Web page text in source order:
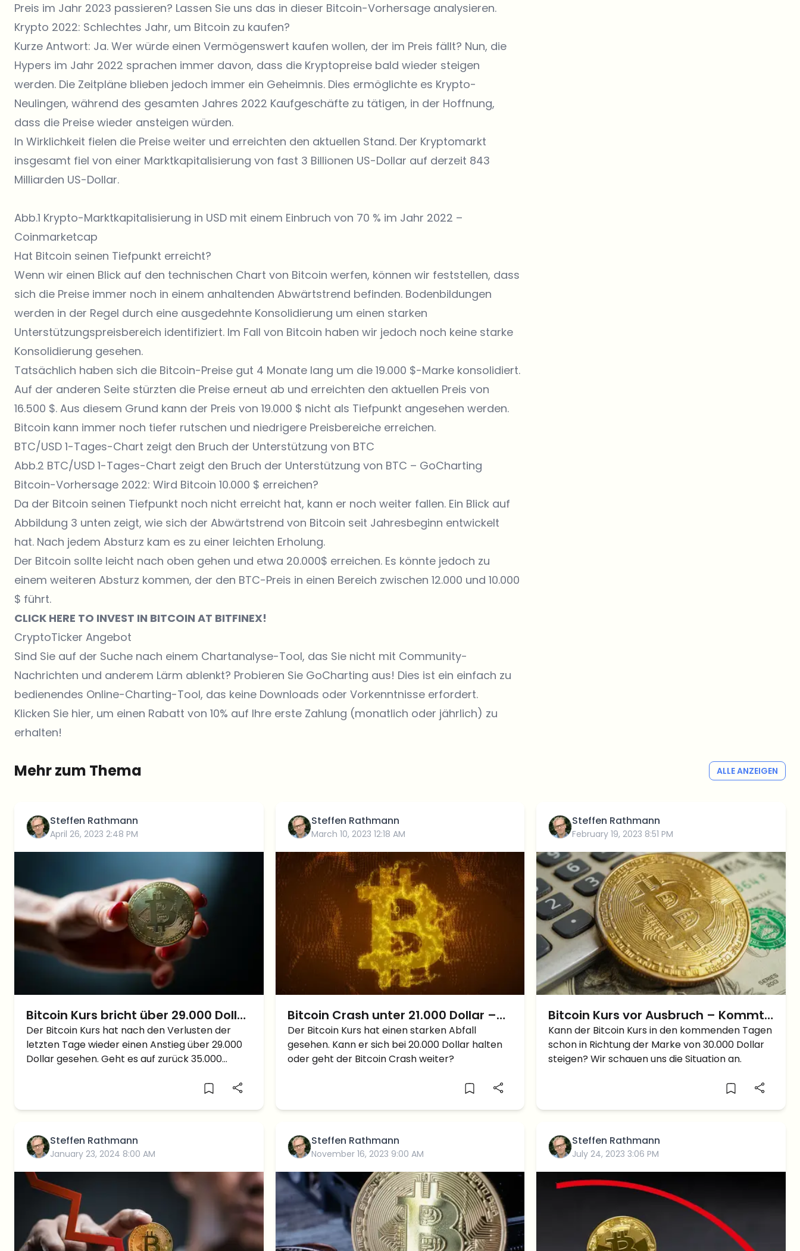
Preis im Jahr 2023 passieren? Lassen Sie uns das in dieser Bitcoin-Vorhersage analysieren.
Krypto 2022: Schlechtes Jahr, um Bitcoin zu kaufen?
Kurze Antwort: Ja. Wer würde einen Vermögenswert kaufen wollen, der im Preis fällt? Nun, die
Hypers im Jahr 2022 sprachen immer davon, dass die Kryptopreise bald wieder steigen
werden. Die Zeitpläne blieben jedoch immer ein Geheimnis. Dies ermöglichte es Krypto-
Neulingen, während des gesamten Jahres 2022 Kaufgeschäfte zu tätigen, in der Hoffnung,
dass die Preise wieder ansteigen würden.
In Wirklichkeit fielen die Preise weiter und erreichten den aktuellen Stand. Der Kryptomarkt
insgesamt fiel von einer Marktkapitalisierung von fast 3 Billionen US-Dollar auf derzeit 843
Milliarden US-Dollar.
Abb.1 Krypto-Marktkapitalisierung in USD mit einem Einbruch von 70 % im Jahr 2022 –
Coinmarketcap
Hat Bitcoin seinen Tiefpunkt erreicht?
Wenn wir einen Blick auf den technischen Chart von Bitcoin werfen, können wir feststellen, dass
sich die Preise immer noch in einem anhaltenden Abwärtstrend befinden. Bodenbildungen
werden in der Regel durch eine ausgedehnte Konsolidierung um einen starken
Unterstützungspreisbereich identifiziert. Im Fall von Bitcoin haben wir jedoch noch keine starke
Konsolidierung gesehen.
Tatsächlich haben sich die Bitcoin-Preise gut 4 Monate lang um die 19.000 $-Marke konsolidiert.
Auf der anderen Seite stürzten die Preise erneut ab und erreichten den aktuellen Preis von
16.500 $. Aus diesem Grund kann der Preis von 19.000 $ nicht als Tiefpunkt angesehen werden.
Bitcoin kann immer noch tiefer rutschen und niedrigere Preisbereiche erreichen.
BTC/USD 1-Tages-Chart zeigt den Bruch der Unterstützung von BTC
Abb.2 BTC/USD 1-Tages-Chart zeigt den Bruch der Unterstützung von BTC – GoCharting
Bitcoin-Vorhersage 2022: Wird Bitcoin 10.000 $ erreichen?
Da der Bitcoin seinen Tiefpunkt noch nicht erreicht hat, kann er noch weiter fallen. Ein Blick auf
Abbildung 3 unten zeigt, wie sich der Abwärtstrend von Bitcoin seit Jahresbeginn entwickelt
hat. Nach jedem Absturz kam es zu einer leichten Erholung.
Der Bitcoin sollte leicht nach oben gehen und etwa 20.000$ erreichen. Es könnte jedoch zu
einem weiteren Absturz kommen, der den BTC-Preis in einen Bereich zwischen 12.000 und 10.000
$ führt.
CLICK HERE TO INVEST IN BITCOIN AT BITFINEX!
CryptoTicker Angebot
Sind Sie auf der Suche nach einem Chartanalyse-Tool, das Sie nicht mit Community-
Nachrichten und anderem Lärm ablenkt? Probieren Sie GoCharting aus! Dies ist ein einfach zu
bedienendes Online-Charting-Tool, das keine Downloads oder Vorkenntnisse erfordert.
Klicken Sie hier, um einen Rabatt von 10% auf Ihre erste Zahlung (monatlich oder jährlich) zu
erhalten!
Mehr zum Thema ALLE ANZEIGEN
Steffen Rathmann
April 26, 2023 2:48 PM
Bitcoin Kurs bricht über 29.000 Dollar
aus – 35.000 Dollar in Sicht?
Der Bitcoin Kurs hat nach den Verlusten der
letzten Tage wieder einen Anstieg über 29.000
Dollar gesehen. Geht es auf zurück 35.000
Steffen Rathmann
March 10, 2023 12:18 AM
Bitcoin Crash unter 21.000 Dollar –
Kann sich der Kurs über 20.000
Dollar halten?
Der Bitcoin Kurs hat einen starken Abfall
gesehen. Kann er sich bei 20.000 Dollar halten
oder geht der Bitcoin Crash weiter?
Steffen Rathmann
February 19, 2023 8:51 PM
Bitcoin Kurs vor Ausbruch – Kommt
der Anstieg auf 30.000 Dollar?
Kann der Bitcoin Kurs in den kommenden Tagen
schon in Richtung der Marke von 30.000 Dollar
steigen? Wir schauen uns die Situation an.
Steffen Rathmann
January 23, 2024 8:00 AM
Steffen Rathmann
November 16, 2023 9:00 AM
Steffen Rathmann
July 24, 2023 3:06 PM